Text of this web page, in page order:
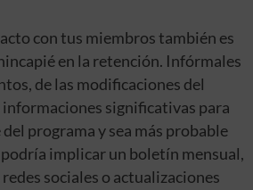
con tus miembros también es
en la retención. Infórmales
de las modificaciones del
significativas para
programa y sea más probable
podría implicar un boletín mensual,
sociales o actualizaciones